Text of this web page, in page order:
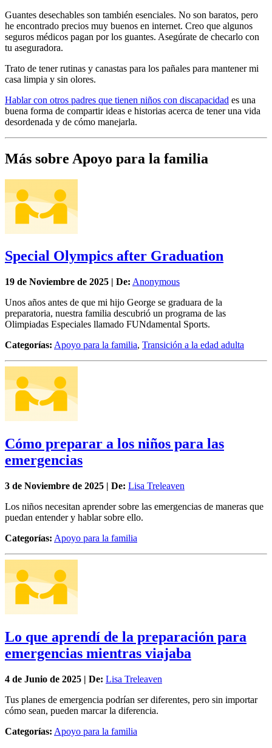
Guantes desechables son también esenciales. No son baratos, pero
he encontrado precios muy buenos en internet. Creo que algunos
seguros médicos pagan por los guantes. Asegúrate de checarlo con
tu aseguradora.
Trato de tener rutinas y canastas para los pañales para mantener mi
casa limpia y sin olores.
Hablar con otros padres que tienen niños con discapacidad es una
buena forma de compartir ideas e historias acerca de tener una vida
desordenada y de cómo manejarla.
Más sobre Apoyo para la familia
Special Olympics after Graduation
19 de Noviembre de 2025 | De: Anonymous
Unos años antes de que mi hijo George se graduara de la
preparatoria, nuestra familia descubrió un programa de las
Olimpiadas Especiales llamado FUNdamental Sports.
Categorías: Apoyo para la familia, Transición a la edad adulta
Cómo preparar a los niños para las
emergencias
3 de Noviembre de 2025 | De: Lisa Treleaven
Los niños necesitan aprender sobre las emergencias de maneras que
puedan entender y hablar sobre ello.
Categorías: Apoyo para la familia
Lo que aprendí de la preparación para
emergencias mientras viajaba
4 de Junio de 2025 | De: Lisa Treleaven
Tus planes de emergencia podrían ser diferentes, pero sin importar
cómo sean, pueden marcar la diferencia.
Categorías: Apoyo para la familia